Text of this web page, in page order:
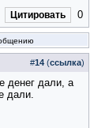
Цитировать 0
#14 (ссылка)
денег дали, а
дали.